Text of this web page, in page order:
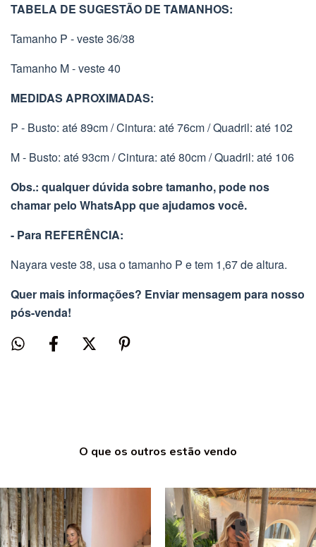
TABELA DE SUGESTÃO DE TAMANHOS:
Tamanho P - veste 36/38
Tamanho M - veste 40
MEDIDAS APROXIMADAS:
P - Busto: até 89cm / Cintura: até 76cm / Quadril: até 102
M - Busto: até 93cm / Cintura: até 80cm / Quadril: até 106
Obs.: qualquer dúvida sobre tamanho, pode nos
chamar pelo WhatsApp que ajudamos você.
- Para REFERÊNCIA:
Nayara veste 38, usa o tamanho P e tem 1,67 de altura.
Quer mais informações? Enviar mensagem para nosso
pós-venda!
O que os outros estão vendo